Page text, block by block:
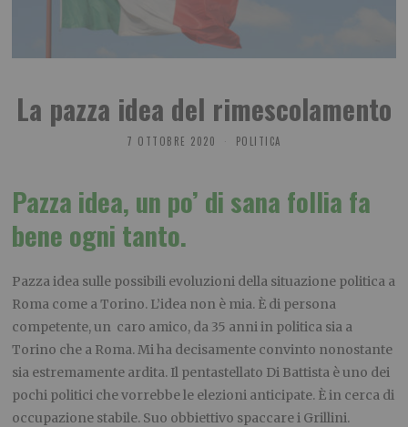
La pazza idea del rimescolamento
7 OTTOBRE 2020 POLITICA
Pazza idea, un po’ di sana follia fa
bene ogni tanto.
Pazza idea sulle possibili evoluzioni della situazione politica a
Roma come a Torino. L’idea non è mia. È di persona
competente, un caro amico, da 35 anni in politica sia a
Torino che a Roma. Mi ha decisamente convinto nonostante
sia estremamente ardita. Il pentastellato Di Battista è uno dei
pochi politici che vorrebbe le elezioni anticipate. È in cerca di
occupazione stabile. Suo obbiettivo spaccare i Grillini.